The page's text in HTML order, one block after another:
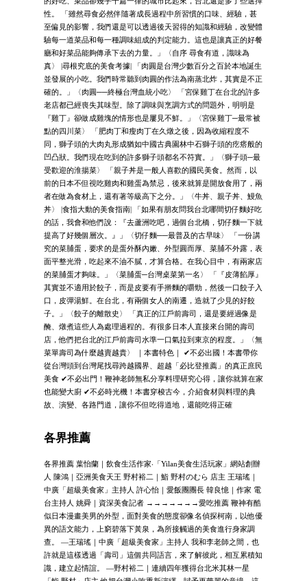
性。 「雖然尋食必然伴隨著成長過程中所習慣的口味、經驗，甚
至偏見的影響，我們還是可以透過後天習得的知識和經驗，改變體
驗每一道菜品和每一種調味組成的判定能力。這也是讓真正的好餐
廳和好菜品能夠傳承下去的力量。」〈自序 尋食有道，識味為
真〉 |尋根究底的美食考據| 「肉圓是台灣少數百分之百於本地誕生
並發展的小吃。我們時常聽到肉圓的作法為南蒸北炸，其實是不正
確的。」〈肉圓──終極台灣血統小吃〉 「宮保雞丁在台北的許多
老店都已經喪失其味型。除了調味與烹調方式的問題外，明明是
『雞丁』卻做成雞塊的情形也是屢見不鮮。」〈宮保雞丁─最常被
點的四川菜〉 「肥肉丁和瘦肉丁在久燉之後，因為收縮程度不
同，獅子頭的大肉丸形成猶如中國古典園林中石獅子頭的疙瘩般的
凹凸狀。我們現在吃到的許多獅子頭都名不符實。」〈獅子頭─最
受歡迎的淮揚菜〉 「親子丼是一般人喜歡的國民美食。然而，以
前的日本不但視吃雞肉和雞蛋為禁忌，後來就算是開放食用了，兩
者在做為食材上，還有著等級高下之分。」〈牛丼、親子丼、鰻魚
丼〉 |食指大動的美食指南| 「如果有朋友問我台北哪間切仔麵好吃
的話，我會和他們說：『去蘆洲吃吧，過個台北橋，切仔麵一下就
提高了好幾個層次。』」〈切仔麵──最普及的古早味〉 「一份講
究的菜脯蛋，要求的是蛋外酥內嫩、外型圓而厚、菜脯不外露，表
面平整光滑，吃起來不油不膩，才算合格。在我心目中，有兩家店
的菜脯蛋才夠味。」〈菜脯蛋─台灣桌菜第一名〉 「『皮薄餡厚』
其實並不適用於餃子，而是皮要有手擀麵的嚼勁，然後一口餃子入
口，皮彈湯鮮。在台北，有兩個女人的南遷，造就了少見的好餃
子。」〈餃子的離散史〉 「真正的江戶前壽司，還是要經過像是
醃、燉煮這些人為處理過程的。有很多日本人直接來台開的壽司
店，他們把台北的江戶前壽司水準一口氣拉到東京的程度。」〈無
菜單壽司為什麼越賣越貴〉 ｜本書特色｜ ✔不必出國！本書帶你
從台灣頭到台灣尾找尋跨越國界、超越「必比登推薦」的真正庶民
美食 ✔不必出門！鞭神老師無私分享料理研究心得，讓你就算在家
也能變大廚 ✔不必時光機！本書穿梭古今，介紹食材與料理的典
故、演變、各路門道，讓你不但吃得道地，還能吃得正確
各界推薦
各界推薦 葉怡蘭｜飲食生活作家‧「Yilan美食生活玩家」網站創辦
人 陳鴻｜亞洲美食天王 野村裕二｜鮨 野村のむら 店主 王瑞瑤｜
中廣「超級美食家」主持人 許心怡｜愛飯團團長 韓良憶｜作家 電
台主持人 姚舜｜資深美食記者 →→→→→→→愛吃推薦 鞭神有酷
似日本漫畫美男的外型，面對美食的態度卻像名偵探柯南，以他優
異的語文能力，上窮碧落下黃泉，為所接觸過的美食進行身家調
查。 —王瑞瑤｜中廣「超級美食家」主持人 我和李老師之間，也
許就是這樣透過「壽司」這個共同語言，來了解彼此，相互累積知
識，建立起情誼。 —野村裕二｜連續四年獲得台北米其林一星